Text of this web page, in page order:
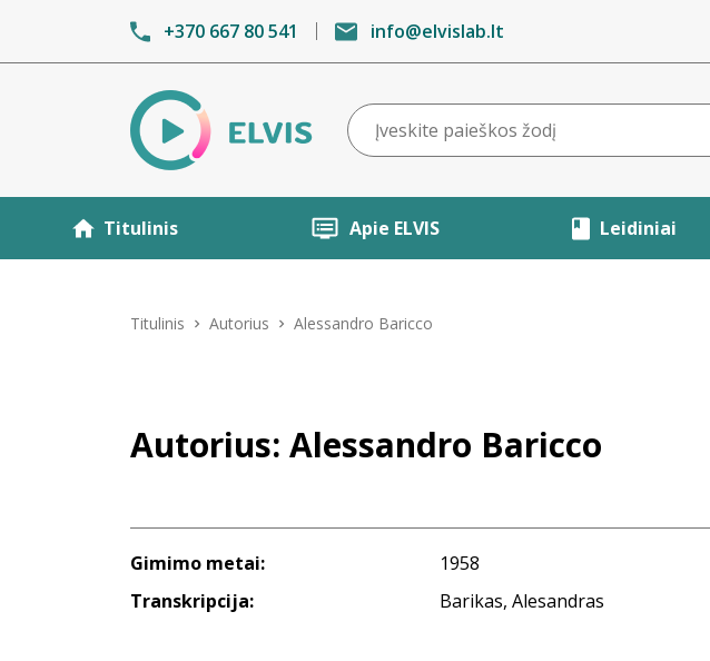
+370 667 80 541 info@elvislab.lt
Titulinis Apie ELVIS Leidiniai
Titulinis Autorius Alessandro Baricco
Autorius: Alessandro Baricco
Gimimo metai:
1958
Transkripcija:
Barikas, Alesandras